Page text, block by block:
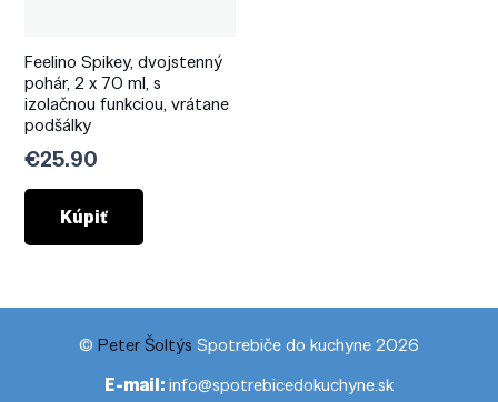
Feelino Spikey, dvojstenný
pohár, 2 x 70 ml, s
izolačnou funkciou, vrátane
podšálky
€25.90
Kúpiť
© Peter Šoltýs Spotrebiče do kuchyne 2026
E-mail:info@spotrebicedokuchyne.sk